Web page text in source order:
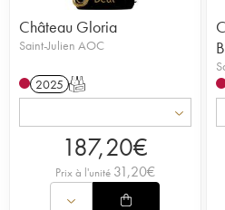
Château Gloria
Saint-Julien AOC
2025 T
187,20€
Prix à l'unité 31,20€